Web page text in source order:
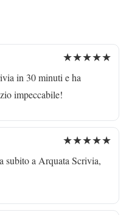
★★★★★
in 30 minuti e ha
impeccabile!
★★★★★
subito a Arquata Scrivia,